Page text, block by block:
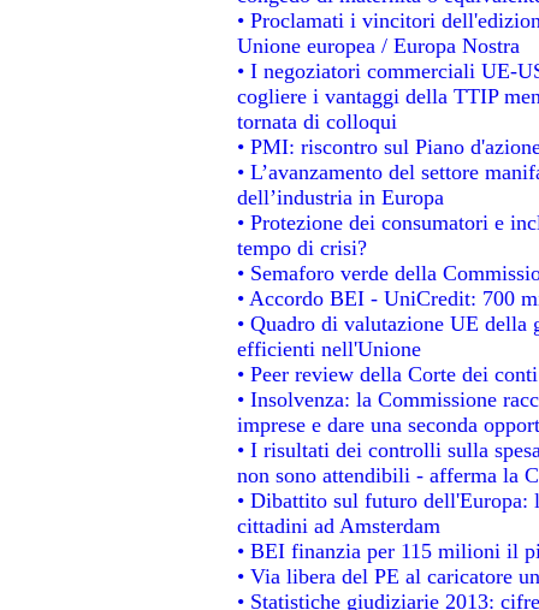
• Proclamati i vincitori
Unione europea / Europa Nostra
• I negoziatori commerciali UE-
cogliere i vantaggi della TTIP
tornata di colloqui
• PMI: riscontro sul Piano
• L’avanzamento del settore
dell’industria in Europa
• Protezione dei consumatori e
tempo di crisi?
• Semaforo verde della
• Accordo BEI - UniCredit: 700
• Quadro di valutazione UE
efficienti nell'Unione
• Peer review della Corte dei
• Insolvenza: la Commissione
imprese e dare una seconda
• I risultati dei controlli sulla
non sono attendibili - afferma la
• Dibattito sul futuro dell'Europa:
cittadini ad Amsterdam
• BEI finanzia per 115 milioni il
• Via libera del PE al caricatore
• Statistiche giudiziarie 2013: